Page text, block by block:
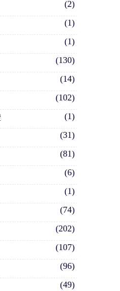
(2)
(1)
(1)
(130)
(14)
(102)
(1)
(31)
(81)
(6)
(1)
(74)
(202)
(107)
(96)
(49)